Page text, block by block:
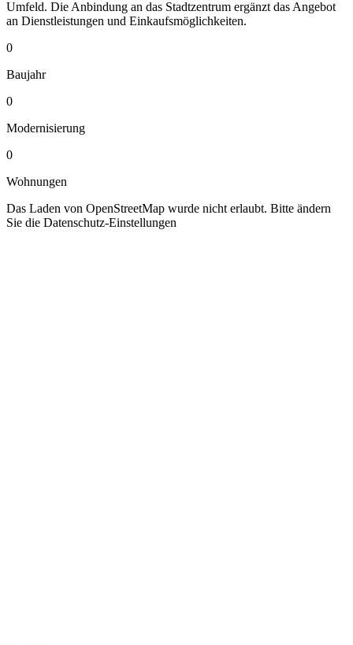
Umfeld. Die Anbindung an das Stadtzentrum ergänzt das Angebot
an Dienstleistungen und Einkaufsmöglichkeiten.
0
Baujahr
0
Modernisierung
0
Wohnungen
Das Laden von OpenStreetMap wurde nicht erlaubt. Bitte ändern
Sie die Datenschutz-Einstellungen